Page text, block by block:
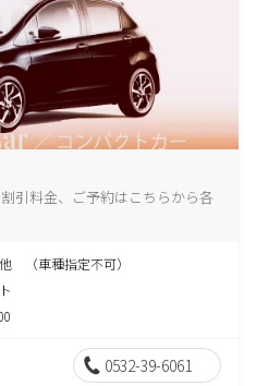
引料金、ご予約はこちらから各
（車種指定不可）
0532-39-6061